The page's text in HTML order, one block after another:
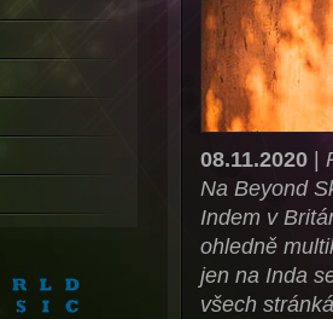
08.11.2020|
Na Beyond
Indem v
ohledně
jen na Inda
všech